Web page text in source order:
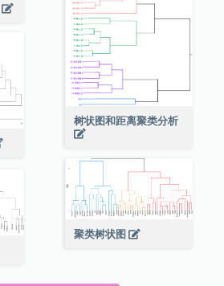
树状图和距离聚类分析
聚类树状图